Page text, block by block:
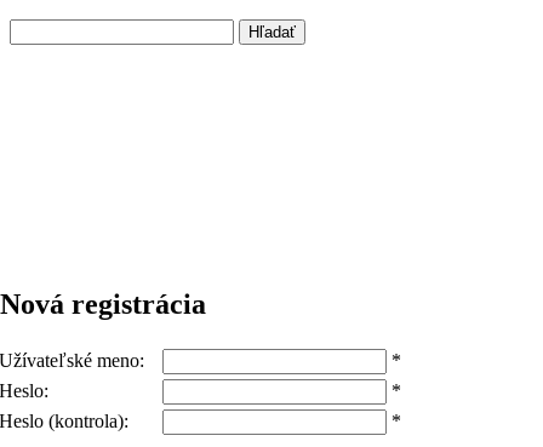
Nová registrácia
meno:
*
*
(kontrola):
*